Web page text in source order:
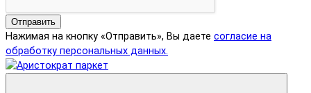
Отправить
Нажимая на кнопку «Отправить», Вы даете согласие на
обработку персональных данных.